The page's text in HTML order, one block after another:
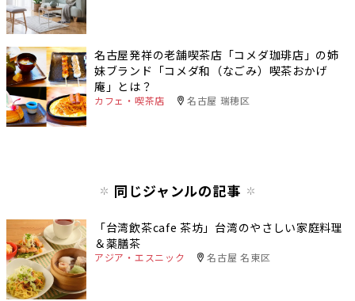
名古屋発祥の老舗喫茶店「コメダ珈琲店」の姉
妹ブランド「コメダ和（なごみ）喫茶おかげ
庵」とは？
カフェ・喫茶店 名古屋 瑞穂区
同じジャンルの記事
「台湾飲茶cafe 茶坊」台湾のやさしい家庭料理
＆薬膳茶
アジア・エスニック 名古屋 名東区